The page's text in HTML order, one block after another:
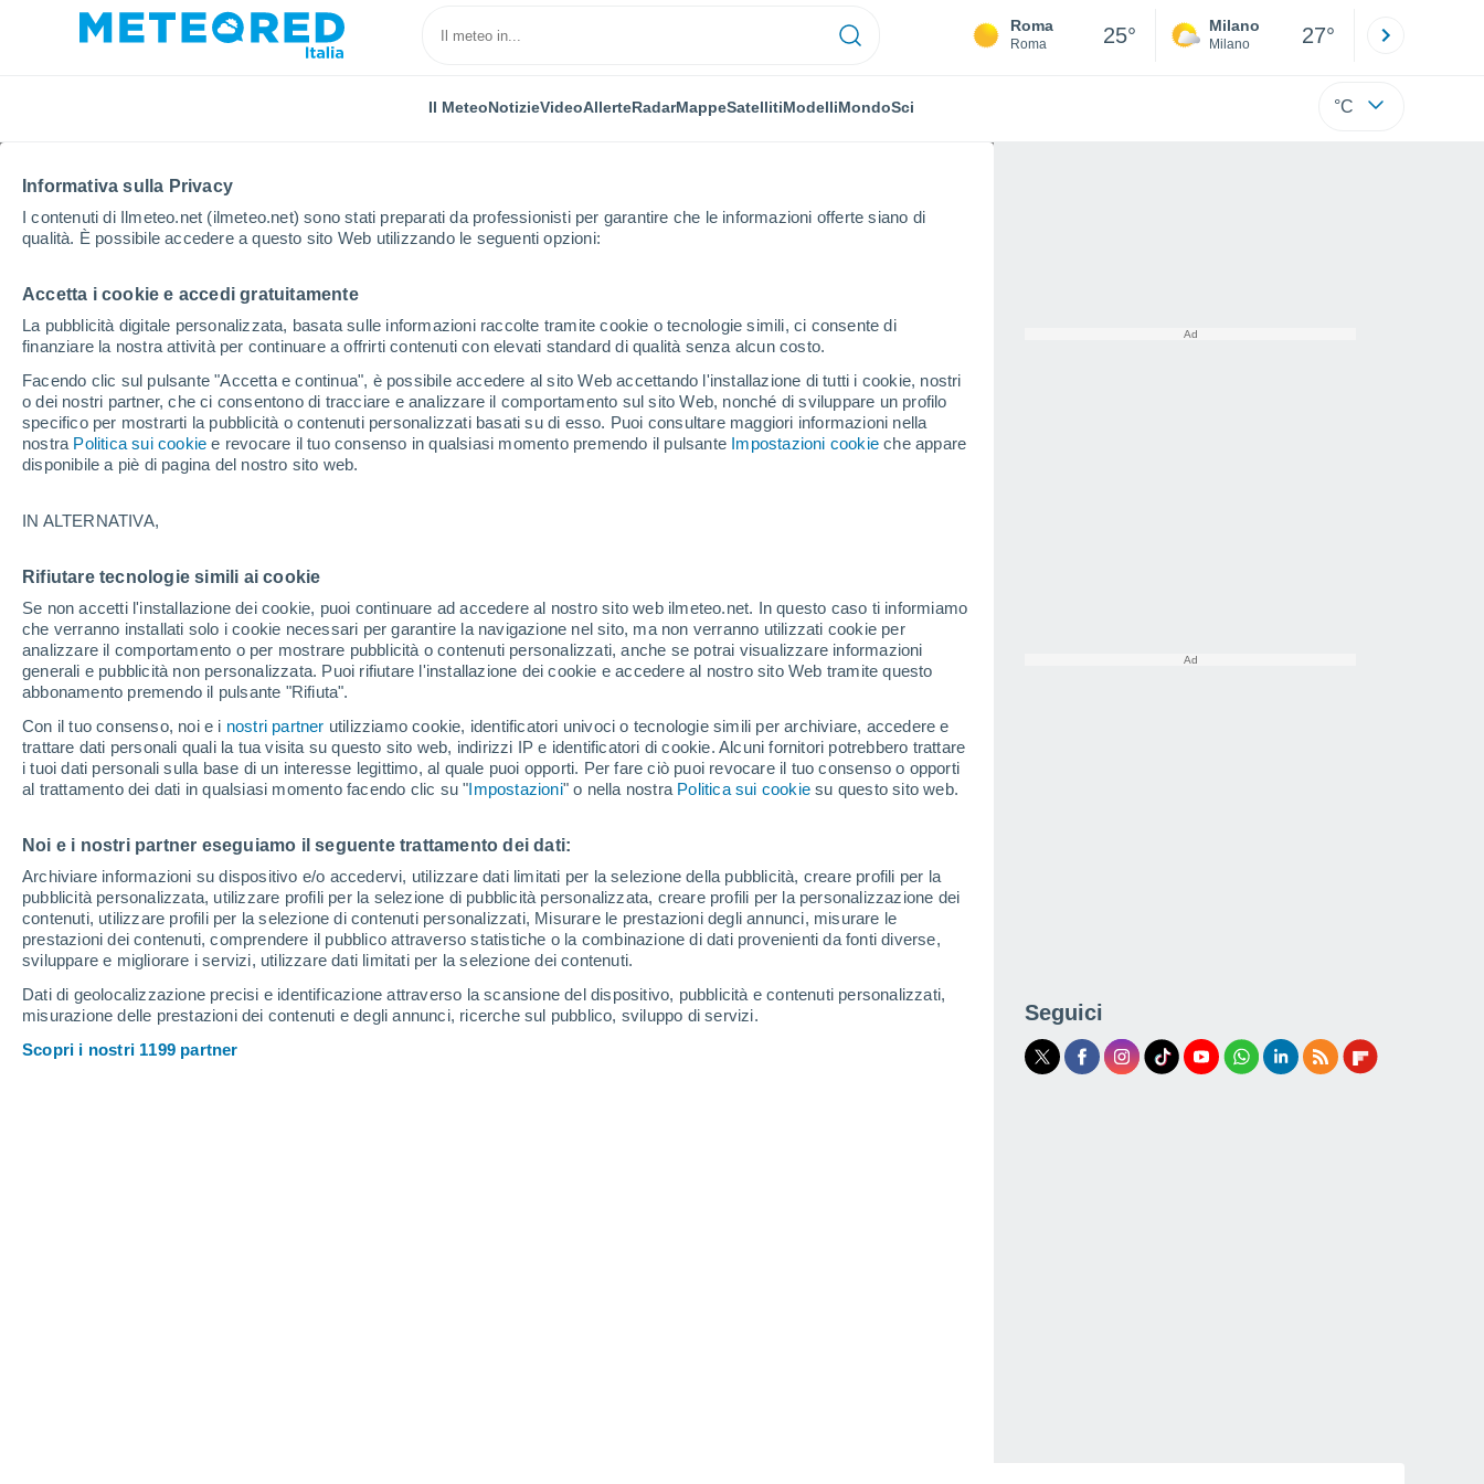
Informativa sulla Privacy
I contenuti di Ilmeteo.net (ilmeteo.net) sono stati preparati da professionisti per garantire che le informazioni offerte siano di
qualità. È possibile accedere a questo sito Web utilizzando le seguenti opzioni:
Accetta i cookie e accedi gratuitamente
La pubblicità digitale personalizzata, basata sulle informazioni raccolte tramite cookie o tecnologie simili, ci consente di
finanziare la nostra attività per continuare a offrirti contenuti con elevati standard di qualità senza alcun costo.
Facendo clic sul pulsante "Accetta e continua", è possibile accedere al sito Web accettando l'installazione di tutti i cookie, nostri
o dei nostri partner, che ci consentono di tracciare e analizzare il comportamento sul sito Web, nonché di sviluppare un profilo
specifico per mostrarti la pubblicità o contenuti personalizzati basati su di esso. Puoi consultare maggiori informazioni nella
nostra Politica sui cookie e revocare il tuo consenso in qualsiasi momento premendo il pulsante Impostazioni cookie che appare
disponibile a piè di pagina del nostro sito web.
IN ALTERNATIVA,
Rifiutare tecnologie simili ai cookie
Se non accetti l'installazione dei cookie, puoi continuare ad accedere al nostro sito web ilmeteo.net. In questo caso ti informiamo
che verranno installati solo i cookie necessari per garantire la navigazione nel sito, ma non verranno utilizzati cookie per
analizzare il comportamento o per mostrare pubblicità o contenuti personalizzati, anche se potrai visualizzare informazioni
generali e pubblicità non personalizzata. Puoi rifiutare l'installazione dei cookie e accedere al nostro sito Web tramite questo
abbonamento premendo il pulsante "Rifiuta".
Con il tuo consenso, noi e i nostri partner utilizziamo cookie, identificatori univoci o tecnologie simili per archiviare, accedere e
trattare dati personali quali la tua visita su questo sito web, indirizzi IP e identificatori di cookie. Alcuni fornitori potrebbero trattare
i tuoi dati personali sulla base di un interesse legittimo, al quale puoi opporti. Per fare ciò puoi revocare il tuo consenso o opporti
al trattamento dei dati in qualsiasi momento facendo clic su "Impostazioni" o nella nostra Politica sui cookie su questo sito web.
Noi e i nostri partner eseguiamo il seguente trattamento dei dati:
Archiviare informazioni su dispositivo e/o accedervi, utilizzare dati limitati per la selezione della pubblicità, creare profili per la
pubblicità personalizzata, utilizzare profili per la selezione di pubblicità personalizzata, creare profili per la personalizzazione dei
contenuti, utilizzare profili per la selezione di contenuti personalizzati, Misurare le prestazioni degli annunci, misurare le
prestazioni dei contenuti, comprendere il pubblico attraverso statistiche o la combinazione di dati provenienti da fonti diverse,
sviluppare e migliorare i servizi, utilizzare dati limitati per la selezione dei contenuti.
Dati di geolocalizzazione precisi e identificazione attraverso la scansione del dispositivo, pubblicità e contenuti personalizzati,
misurazione delle prestazioni dei contenuti e degli annunci, ricerche sul pubblico, sviluppo di servizi.
Scopri i nostri 1199 partner
Roma
Roma 25° Milano
Milano 27°
Il MeteoNotizieVideoAllerteRadarMappeSatellitiModelliMondoSci °C
Home Spagna Isole Canarie
Il Meteo nelle Isole Canarie
Oggi, 7 agosto Tutto il giorno Simbolo
26°
22°
Canaria
26°
21°
de la
Gomera
34°
Santa Cruz
de la Palma
28°
20°
Santa Cruz
de Tenerife
30°
21°
Aeroporto
Fuerteventura
20°
Aeroporto
Hierro
28°
20°
29°
25°
Province Isole Canarie
Spagna Seguici